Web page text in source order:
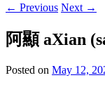
← Previous Next →
阿顯 aXian
Posted on May 12,